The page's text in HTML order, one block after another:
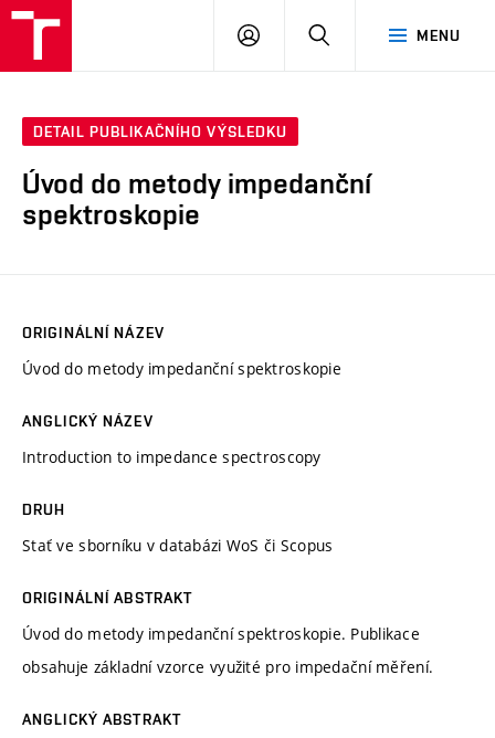
MENU
PŘIHLÁSIT
DETAIL PUBLIKAČNÍHO VÝSLEDKU
Úvod do metody impedanční
spektroskopie
ORIGINÁLNÍ NÁZEV
Úvod do metody impedanční spektroskopie
ANGLICKÝ NÁZEV
Introduction to impedance spectroscopy
DRUH
Stať ve sborníku v databázi WoS či Scopus
ORIGINÁLNÍ ABSTRAKT
Úvod do metody impedanční spektroskopie. Publikace
obsahuje základní vzorce využité pro impedační měření.
ANGLICKÝ ABSTRAKT